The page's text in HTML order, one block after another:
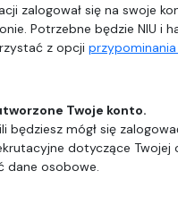
zalogował się na swoje
Potrzebne będzie NIU i
z opcji przypominania
Twoje konto.
będziesz mógł się
dotyczące Twojej
dane osobowe.